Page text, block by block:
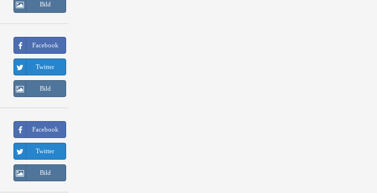
Bild
Facebook
Twitter
Bild
Facebook
Twitter
Bild